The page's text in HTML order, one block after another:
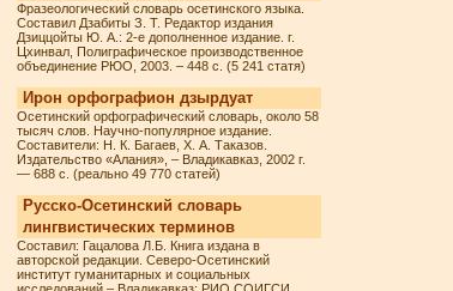
Фразеологический словарь осетинского языка.
Составил Дзабиты З. Т. Редактор издания
Дзиццойты Ю. А.: 2-е дополненное издание. г.
Цхинвал, Полиграфическое производственное
объединение РЮО, 2003. – 448 с. (5 241 статя)
Ирон орфографион дзырдуат
Осетинский орфографический словарь, около 58
тысяч слов. Научно-популярное издание.
Составители: Н. К. Багаев, Х. А. Таказов.
Издательство «Алания», – Владикавказ, 2002 г.
— 688 с. (реально 49 770 статей)
Русско-Осетинский словарь
лингвистических терминов
Составил: Гацалова Л.Б. Книга издана в
авторской редакции. Северо-Осетинский
институт гуманитарных и социальных